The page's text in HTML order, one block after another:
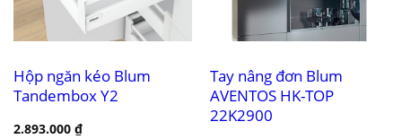
Hộp ngăn kéo Blum
Tandembox Y2
2.893.000 ₫
Tay nâng đơn Blum
AVENTOS HK-TOP
22K2900